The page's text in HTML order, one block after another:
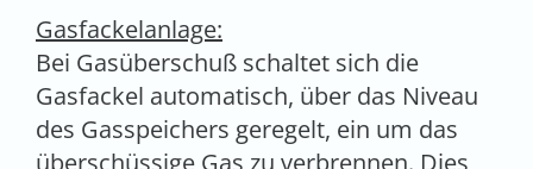
Gasfackelanlage:
Bei Gasüberschuß schaltet sich die
Gasfackel automatisch, über das Niveau
des Gasspeichers geregelt, ein um das
überschüssige Gas zu verbrennen. Dies